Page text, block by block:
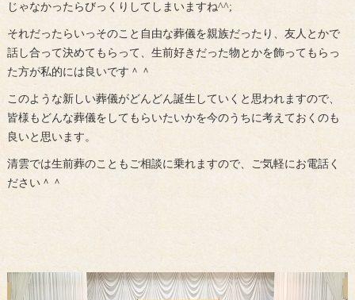
じゃなかったらびっくりしてしまいますね^^;
それだったらいっそのこと自由な葬儀を親族だったり、友人とかで
話し合って決めてもらって、生前好きだった物とかを飾ってもらっ
た方が私的には良いです＾＾
このような新しい葬儀がどんどん誕生していくと思われますので、
皆様もどんな葬儀をしてもらいたいかを今のうちに考えておくのも
良いと思います。
清雲では生前葬のこともご相談に乗れますので、ご気軽にお電話く
ださい＾＾